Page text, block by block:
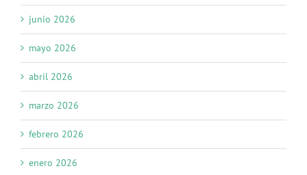
junio 2026
mayo 2026
abril 2026
marzo 2026
febrero 2026
enero 2026